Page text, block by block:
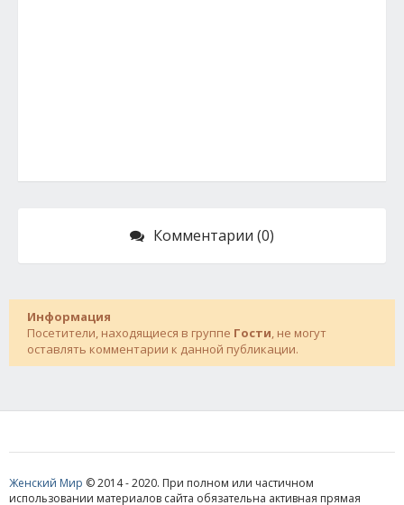
Комментарии (0)
Информация
Посетители, находящиеся в группе Гости, не могут
оставлять комментарии к данной публикации.
Женский Мир © 2014 - 2020. При полном или частичном
использовании материалов сайта обязательна активная прямая